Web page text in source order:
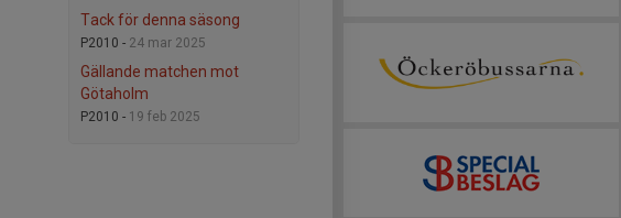
Tack för denna säsong
P2010 - 24 mar 2025
Gällande matchen mot
Götaholm
P2010 - 19 feb 2025